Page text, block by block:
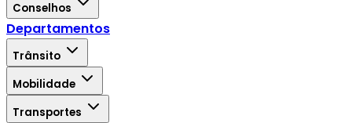
Conselhos
Departamentos
Trânsito
Mobilidade
Transportes